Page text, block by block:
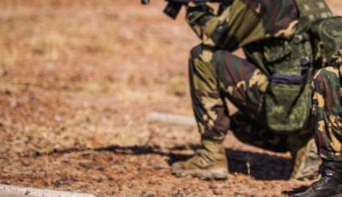
Тактико-специальное учение ОДКБ «Поиск-2017»
05.10.2017